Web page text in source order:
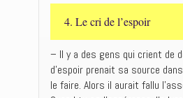
4. Le cri de l’espoir
– Il y a des gens qui crient de
d’espoir prenait sa source
le faire. Alors il aurait fallu